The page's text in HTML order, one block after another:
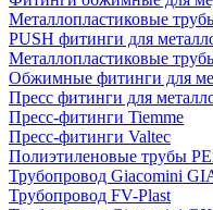
Металлопластиковые
PUSH фитинги для
Металлопластиковые
Обжимные фитинги для
Пресс фитинги для
Пресс-фитинги Tiemme
Пресс-фитинги Valtec
Полиэтиленовые трубы
Трубопровод Giacomini
Трубопровод FV-Plast